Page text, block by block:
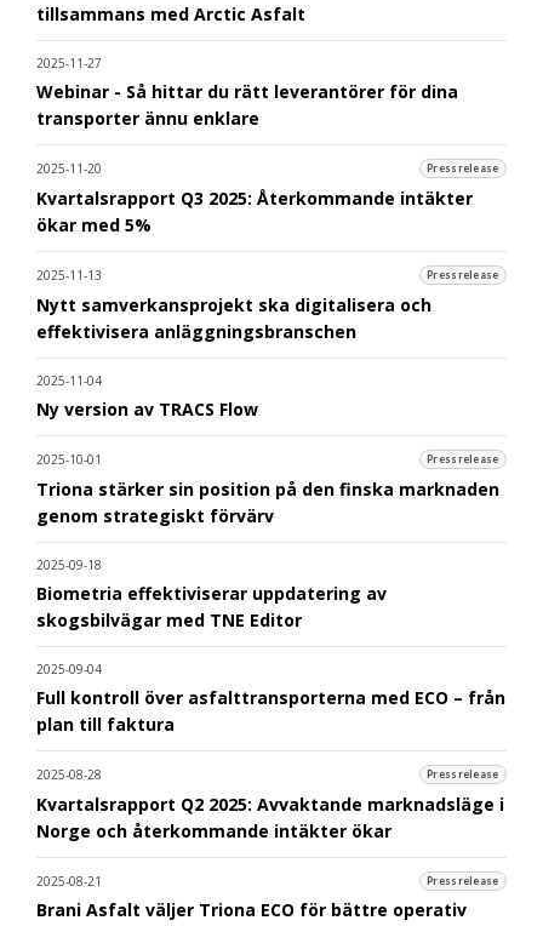
tillsammans med Arctic Asfalt
2025-11-27
Webinar - Så hittar du rätt leverantörer för dina
transporter ännu enklare
2025-11-20 Pressrelease
Kvartalsrapport Q3 2025: Återkommande intäkter
ökar med 5%
2025-11-13 Pressrelease
Nytt samverkansprojekt ska digitalisera och
effektivisera anläggningsbranschen
2025-11-04
Ny version av TRACS Flow
2025-10-01 Pressrelease
Triona stärker sin position på den finska marknaden
genom strategiskt förvärv
2025-09-18
Biometria effektiviserar uppdatering av
skogsbilvägar med TNE Editor
2025-09-04
Full kontroll över asfalttransporterna med ECO – från
plan till faktura
2025-08-28 Pressrelease
Kvartalsrapport Q2 2025: Avvaktande marknadsläge i
Norge och återkommande intäkter ökar
2025-08-21 Pressrelease
Brani Asfalt väljer Triona ECO för bättre operativ